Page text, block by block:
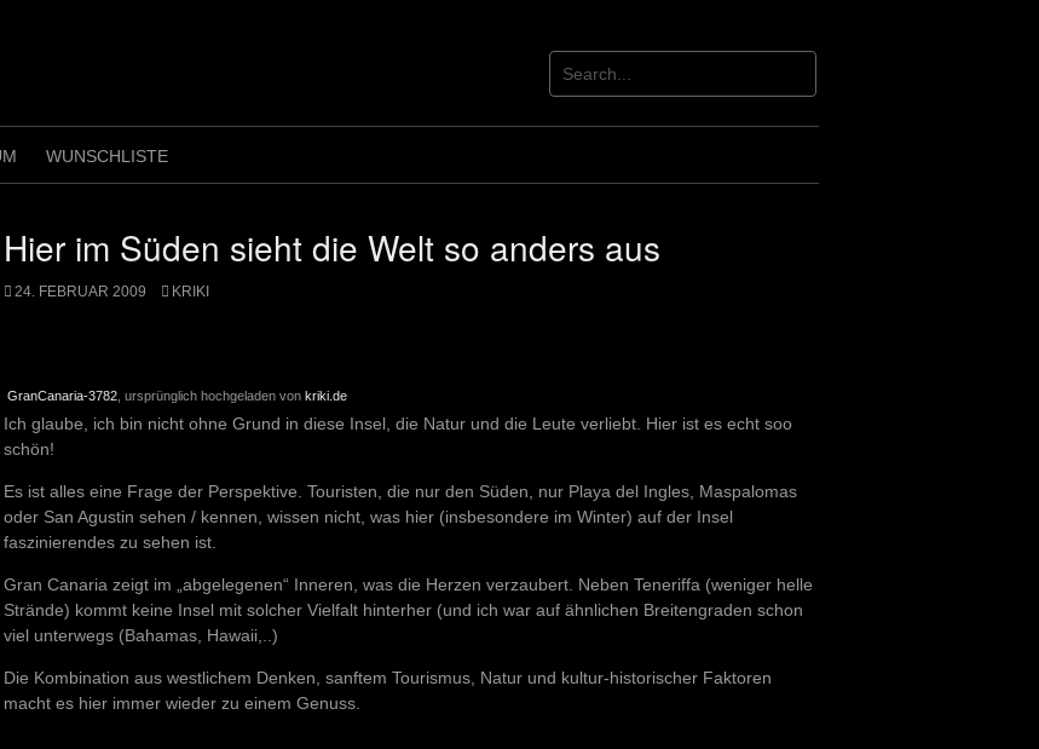
WUNSCHLISTE
Hier im Süden sieht die Welt so anders aus
24. FEBRUAR 2009 KRIKI
GranCanaria-3782 , ursprünglich hochgeladen von kriki.de
Ich glaube, ich bin nicht ohne Grund in diese Insel, die Natur und die Leute verliebt. Hier ist es echt soo
schön!
Es ist alles eine Frage der Perspektive. Touristen, die nur den Süden, nur Playa del Ingles, Maspalomas
oder San Agustin sehen / kennen, wissen nicht, was hier (insbesondere im Winter) auf der Insel
faszinierendes zu sehen ist.
Gran Canaria zeigt im „abgelegenen“ Inneren, was die Herzen verzaubert. Neben Teneriffa (weniger helle
Strände) kommt keine Insel mit solcher Vielfalt hinterher (und ich war auf ähnlichen Breitengraden schon
viel unterwegs (Bahamas, Hawaii,..)
Die Kombination aus westlichem Denken, sanftem Tourismus, Natur und kultur-historischer Faktoren
macht es hier immer wieder zu einem Genuss.